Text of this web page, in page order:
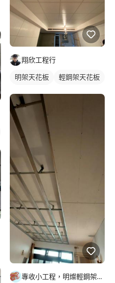
翔欣工程行
明架天花板
輕鋼架天花板
專收小工程，明燦輕鋼架， 隔間，天花板，維修，開孔，專作小坪